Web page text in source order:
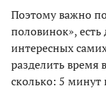
Поэтому важно
половинок»,
интересных
разделить время
сколько: 5 минут